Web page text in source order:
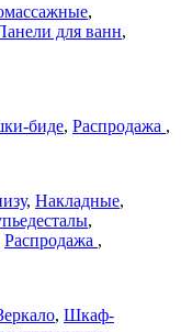
,
для ванн,
биде, Распродажа ,
, Накладные,
,
Распродажа ,
, Шкаф-